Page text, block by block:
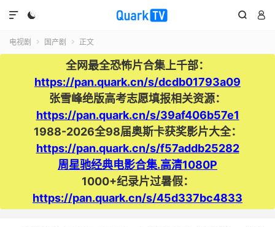
  

电视剧  国产剧  正文
全网最全恐怖片合集上千部：
https://pan.quark.cn/s/dcdb01793a09
张雪峰绝版高考志愿填报相关资源：
https://pan.quark.cn/s/39af406b57e1
1988-2026全98届奥斯卡获奖影片大全：
https://pan.quark.cn/s/f57addb25282
周星驰经典电影合集.高清1080P
1000+纪录片过暑假：
https://pan.quark.cn/s/45d337bc4833